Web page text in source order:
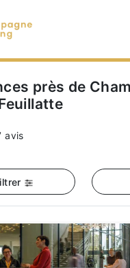
près de
avis